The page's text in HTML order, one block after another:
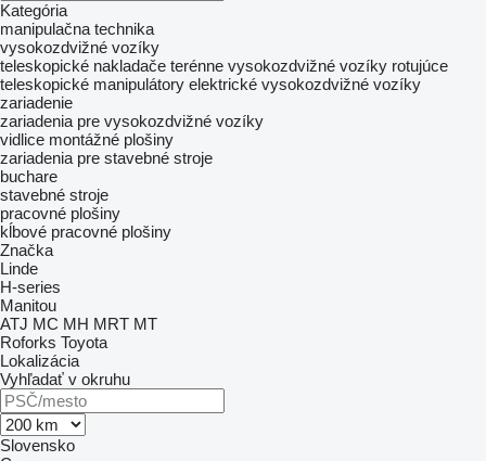
Kategória
manipulačna technika
vysokozdvižné vozíky
teleskopické nakladače terénne vysokozdvižné vozíky rotujúce
teleskopické manipulátory elektrické vysokozdvižné vozíky
zariadenie
zariadenia pre vysokozdvižné vozíky
vidlice montážné plošiny
zariadenia pre stavebné stroje
buchare
stavebné stroje
pracovné plošiny
kĺbové pracovné plošiny
Značka
Linde
H-series
Manitou
ATJ MC MH MRT MT
Roforks Toyota
Lokalizácia
Vyhľadať v okruhu
Slovensko